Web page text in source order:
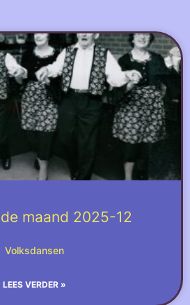
maand 2025-12
Volksdansen
LEES VERDER »